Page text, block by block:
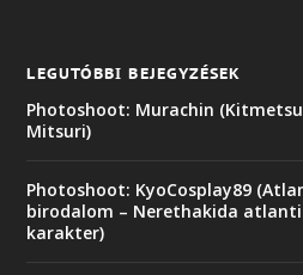
LEGUTÓBBI BEJEGYZÉSEK
Photoshoot: Murachin
Mitsuri)
Photoshoot: KyoCosplay89
birodalom – Nerethakida
karakter)